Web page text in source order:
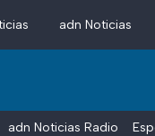
adn Noticias
adn Noticias Radio